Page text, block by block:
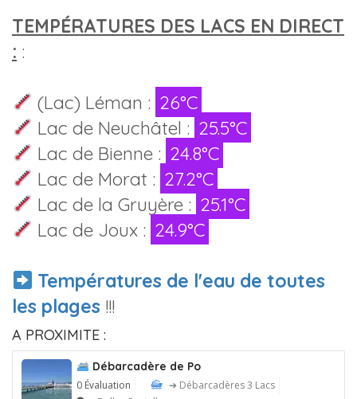
TEMPÉRATURES DES LACS EN DIRECT
: :
(Lac) Léman : 26°C
Lac de Neuchâtel : 25.5°C
Lac de Bienne : 24.8°C
Lac de Morat : 27.2°C
Lac de la Gruyère : 25.1°C
Lac de Joux : 24.9°C
Températures de l'eau de toutes
les plages !!!
A PROXIMITE :
Débarcadère de Po
0 Évaluation
➔ Débarcadères 3 Lacs